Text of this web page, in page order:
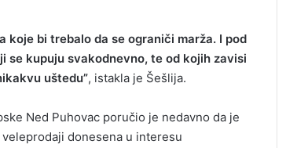
koje bi trebalo da se ograniči marža. I pod
se kupuju svakodnevno, te od kojih zavisi
uštedu”, istakla je Šešlija.
Ned Puhovac poručio je nedavno da je
donesena u interesu